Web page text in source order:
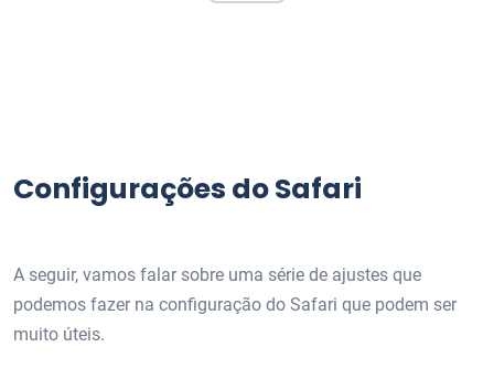
Configurações do Safari
A seguir, vamos falar sobre uma série de ajustes que
podemos fazer na configuração do Safari que podem ser
muito úteis.